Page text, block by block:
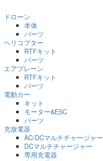
ドローン
本体
パーツ
ヘリコプター
RTFキット
パーツ
エアプレーン
RTFキット
パーツ
電動カー
キット
モーター&ESC
パーツ
充放電器
AC/DCマルチチャージャー
DCマルチチャージャー
専用充電器